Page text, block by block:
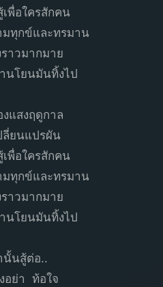
เพื่อใครสักคน
ทุกข์และทรมาน
ราวมากมาย
นโยนมันทิ้งไป
แสงฤดูกาล
ลี่ยนแปรผัน
เพื่อใครสักคน
ทุกข์และทรมาน
ราวมากมาย
นโยนมันทิ้งไป
นั้นสู้ต่อ..
อย่า ท้อใจ